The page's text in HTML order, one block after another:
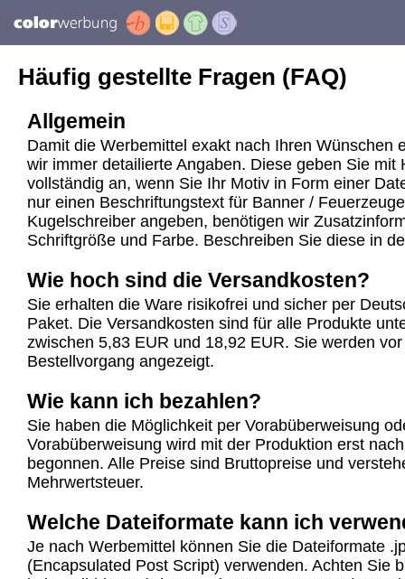
Häufig gestellte Fragen (FAQ)
Allgemein
Damit die Werbemittel exakt nach Ihren Wünschen
wir immer detailierte Angaben. Diese geben Sie mit
vollständig an, wenn Sie Ihr Motiv in Form einer
nur einen Beschriftungstext für Banner /
Kugelschreiber angeben, benötigen wir
Schriftgröße und Farbe. Beschreiben Sie diese in
Wie hoch sind die Versandkosten?
Sie erhalten die Ware risikofrei und sicher per
Paket. Die Versandkosten sind für alle Produkte
zwischen 5,83 EUR und 18,92 EUR. Sie werden
Bestellvorgang angezeigt.
Wie kann ich bezahlen?
Sie haben die Möglichkeit per Vorabüberweisung
Vorabüberweisung wird mit der Produktion erst
begonnen. Alle Preise sind Bruttopreise und
Mehrwertsteuer.
Welche Dateiformate kann ich
Je nach Werbemittel können Sie die Dateiformate
(Encapsulated Post Script) verwenden. Achten Sie